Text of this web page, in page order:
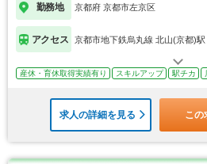
勤務地 京都府 京都市左京区
アクセス 京都市地下鉄烏丸線 北山(京都)駅
産休・育休取得実績有り スキルアップ 駅チカ
求人の詳細を見る この